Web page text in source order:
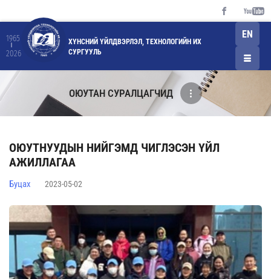
1965
2026
ХҮНСНИЙ ҮЙЛДВЭРЛЭЛ, ТЕХНОЛОГИЙН ИХ
СУРГУУЛЬ
EN
ОЮУТАН СУРАЛЦАГЧИД
ОЮУТНУУДЫН НИЙГЭМД ЧИГЛЭСЭН ҮЙЛ
АЖИЛЛАГАА
Буцах 2023-05-02